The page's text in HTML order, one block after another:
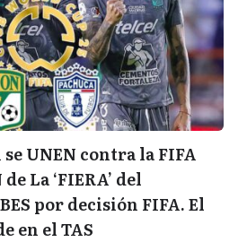
UNEN contra la FIFA
La ‘FIERA’ del
por decisión FIFA. El
en el TAS